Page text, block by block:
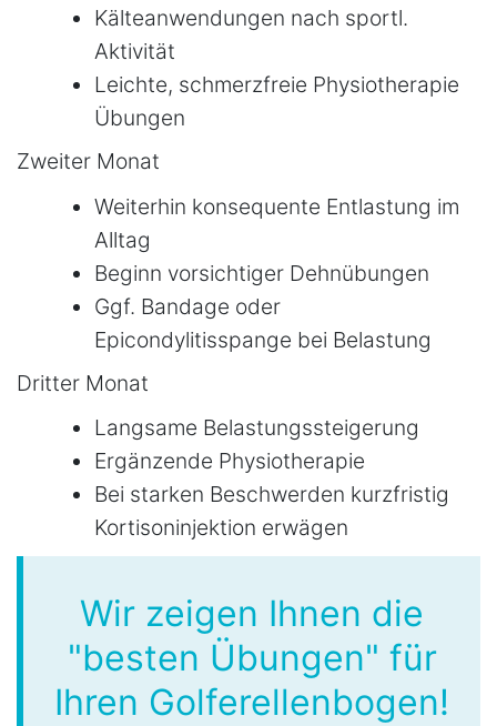
Kälteanwendungen nach sportl.
Aktivität
Leichte, schmerzfreie Physiotherapie
Übungen
Zweiter Monat
Weiterhin konsequente Entlastung im
Alltag
Beginn vorsichtiger Dehnübungen
Ggf. Bandage oder
Epicondylitisspange bei Belastung
Dritter Monat
Langsame Belastungssteigerung
Ergänzende Physiotherapie
Bei starken Beschwerden kurzfristig
Kortisoninjektion erwägen
Wir zeigen Ihnen die
"besten Übungen" für
Ihren Golferellenbogen!